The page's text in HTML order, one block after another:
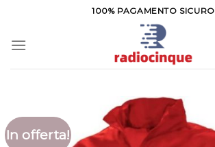
contenuti
100% PAGAMENTO SICURO
In offerta!